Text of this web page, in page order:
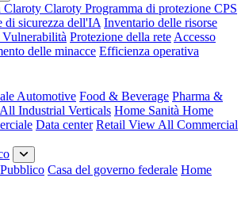
Claroty Claroty Programma di protezione CPS
di sicurezza dell'IA Inventario delle risorse
Protezione della rete Accesso
delle minacce Efficienza operativa
Automotive Food & Beverage Pharma &
Industrial Verticals Home Sanità Home
Data center Retail View All Commercial
Casa del governo federale Home